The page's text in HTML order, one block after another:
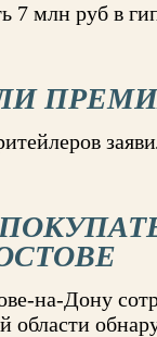
7 млн руб в
на-Дону
области